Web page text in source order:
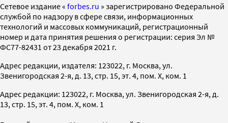
Cетевое издание « forbes.ru » зарегистрировано Федеральной
службой по надзору в сфере связи, информационных
технологий и массовых коммуникаций, регистрационный
номер и дата принятия решения о регистрации: серия Эл №
ФС77-82431 от 23 декабря 2021 г.
Адрес редакции, издателя: 123022, г. Москва, ул.
Звенигородская 2-я, д. 13, стр. 15, эт. 4, пом. X, ком. 1
Адрес редакции: 123022, г. Москва, ул. Звенигородская 2-я, д.
13, стр. 15, эт. 4, пом. X, ком. 1